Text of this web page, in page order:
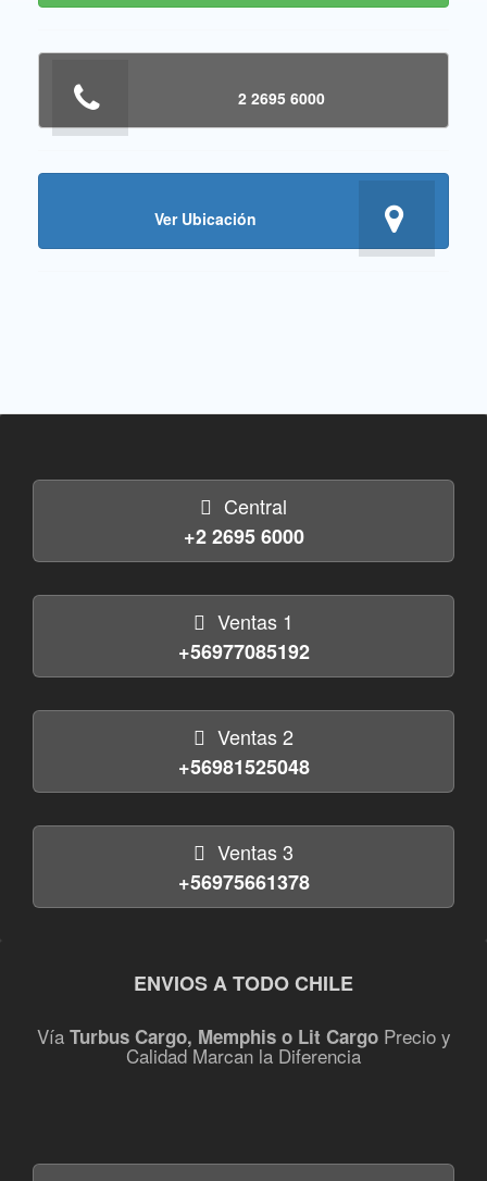
2 2695 6000
Ver Ubicación
Central
+2 2695 6000
Ventas 1
+56977085192
Ventas 2
+56981525048
Ventas 3
+56975661378
ENVIOS A TODO CHILE
Vía Turbus Cargo, Memphis o Lit CargoPrecio y
Calidad Marcan la Diferencia